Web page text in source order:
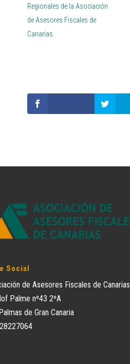
Regionales de la Asociación
de Asesores Fiscales de
Canarias
Social
de Asesores Fiscales de Canarias
Palme nº43 2ºA
de Gran Canaria